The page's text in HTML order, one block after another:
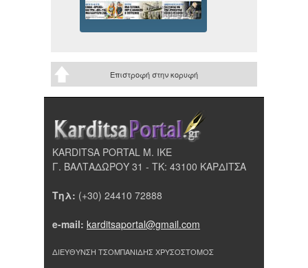
Επιστροφή στην κορυφή
KARDITSA PORTAL Μ. ΙΚΕ
Γ. ΒΑΛΤΑΔΩΡΟΥ 31 - ΤΚ: 43100 ΚΑΡΔΙΤΣΑ
Τηλ: (+30) 24410 72888
e-mail: karditsaportal@gmail.com
ΔΙΕΥΘΥΝΣΗ ΤΣΟΜΠΑΝΙΔΗΣ ΧΡΥΣΟΣΤΟΜΟΣ